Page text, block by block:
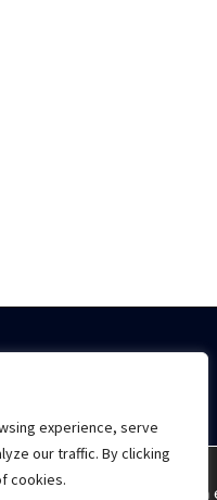
experience, serve
our traffic. By clicking
cookies.
restrito Contato
a melhor